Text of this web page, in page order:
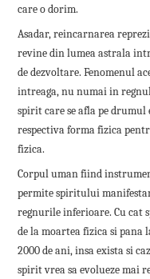
care o dorim.
Asadar, reincarnarea
revine din lumea astrala
de dezvoltare. Fenomenul
intreaga, nu numai in
spirit care se afla pe drumul
respectiva forma fizica
fizica.
Corpul uman fiind
permite spiritului
regnurile inferioare. Cu cat
de la moartea fizica si pana
2000 de ani, insa exista si
spirit vrea sa evolueze mai